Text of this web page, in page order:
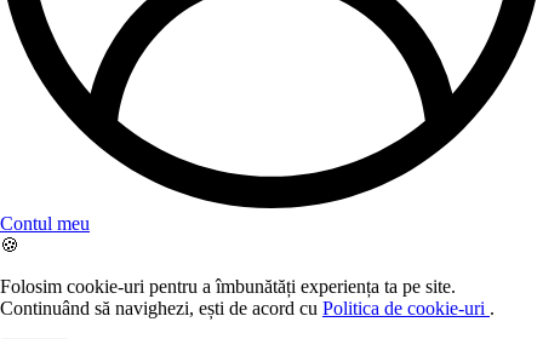
Contul meu
🍪
Folosim cookie-uri pentru a îmbunătăți experiența ta pe site.
Continuând să navighezi, ești de acord cu Politica de cookie-uri .